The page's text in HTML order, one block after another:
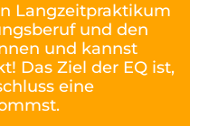
Langzeitpraktikum
und den
und kannst
Das Ziel der EQ ist,
eine